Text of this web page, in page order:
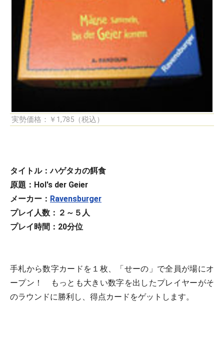
実勢価格：￥1,785（税込）
タイトル：ハゲタカの餌食
原題：Hol's der Geier
メーカー： Ravensburger
プレイ人数：２～５人
プレイ時間：20分位
手札から数字カードを１枚、「せーの」で全員が場にオ
ープン！ もっとも大きい数字を出したプレイヤーがそ
のラウンドに勝利し、得点カードをゲットします。